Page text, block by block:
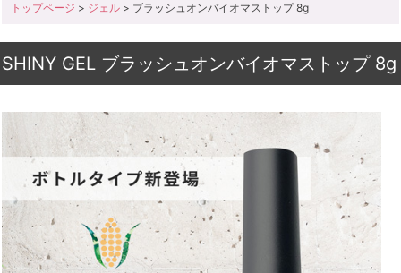
トップページ > ジェル > ブラッシュオンバイオマストップ 8g
SHINY GEL ブラッシュオンバイオマストップ 8g